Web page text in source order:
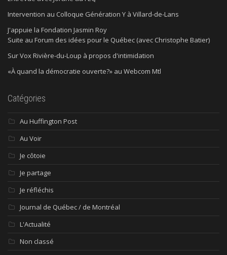
Intervention au Colloque Génération Y à Villard-de-Lans
J'appuie la Fondation Jasmin Roy
Suite au Forum des idées pour le Québec (avec Christophe Batier)
Sur Vox Rivière-du-Loup à propos d'intimidation
«À quand la démocratie ouverte?» au Webcom Mtl
Catégories
Au Huffington Post
Au Voir
Je côtoie
Je partage
Je réfléchis
Journal de Québec / de Montréal
L'Actualité
Non classé